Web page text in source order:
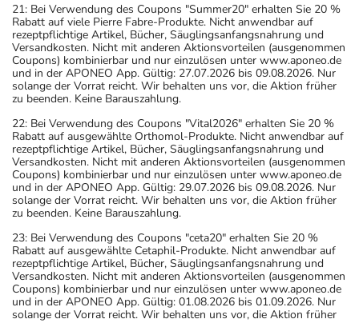
21: Bei Verwendung des Coupons "Summer20" erhalten Sie 20 %
Rabatt auf viele Pierre Fabre-Produkte. Nicht anwendbar auf
rezeptpflichtige Artikel, Bücher, Säuglingsanfangsnahrung und
Versandkosten. Nicht mit anderen Aktionsvorteilen (ausgenommen
Coupons) kombinierbar und nur einzulösen unter www.aponeo.de
und in der APONEO App. Gültig: 27.07.2026 bis 09.08.2026. Nur
solange der Vorrat reicht. Wir behalten uns vor, die Aktion früher
zu beenden. Keine Barauszahlung.
22: Bei Verwendung des Coupons "Vital2026" erhalten Sie 20 %
Rabatt auf ausgewählte Orthomol-Produkte. Nicht anwendbar auf
rezeptpflichtige Artikel, Bücher, Säuglingsanfangsnahrung und
Versandkosten. Nicht mit anderen Aktionsvorteilen (ausgenommen
Coupons) kombinierbar und nur einzulösen unter www.aponeo.de
und in der APONEO App. Gültig: 29.07.2026 bis 09.08.2026. Nur
solange der Vorrat reicht. Wir behalten uns vor, die Aktion früher
zu beenden. Keine Barauszahlung.
23: Bei Verwendung des Coupons "ceta20" erhalten Sie 20 %
Rabatt auf ausgewählte Cetaphil-Produkte. Nicht anwendbar auf
rezeptpflichtige Artikel, Bücher, Säuglingsanfangsnahrung und
Versandkosten. Nicht mit anderen Aktionsvorteilen (ausgenommen
Coupons) kombinierbar und nur einzulösen unter www.aponeo.de
und in der APONEO App. Gültig: 01.08.2026 bis 01.09.2026. Nur
solange der Vorrat reicht. Wir behalten uns vor, die Aktion früher